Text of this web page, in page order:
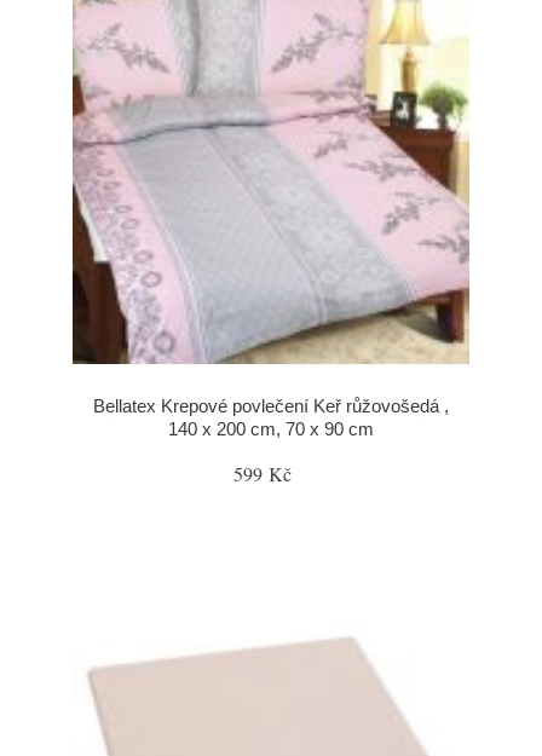
Bellatex Krepové povlečení Keř růžovošedá ,
140 x 200 cm, 70 x 90 cm
599 Kč